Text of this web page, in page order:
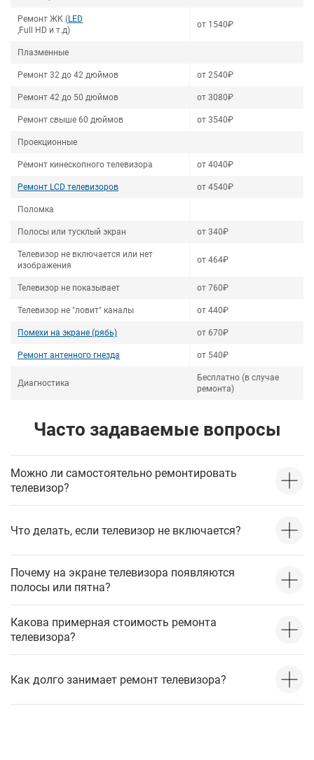
Ремонт ЖК (LED
,Full HD и т.д)
от 1540₽
Плазменные
Ремонт 32 до 42 дюймов от 2540₽
Ремонт 42 до 50 дюймов от 3080₽
Ремонт свыше 60 дюймов от 3540₽
Проекционные
Ремонт кинескопного телевизора от 4040₽
Ремонт LCD телевизоров от 4540₽
Поломка
Полосы или тусклый экран от 340₽
Телевизор не включается или нет
изображения
от 464₽
Телевизор не показывает от 760₽
Телевизор не "ловит" каналы от 440₽
Помехи на экране (рябь) от 670₽
Ремонт антенного гнезда от 540₽
Диагностика
Бесплатно (в случае
ремонта)
Часто задаваемые вопросы
Можно ли самостоятельно ремонтировать
телевизор?
Что делать, если телевизор не включается?
Почему на экране телевизора появляются
полосы или пятна?
Какова примерная стоимость ремонта
телевизора?
Как долго занимает ремонт телевизора?